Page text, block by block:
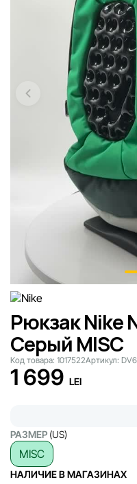
Рюкзак Nike
Серый MISC
Код товара: 1017522Артикул:
1 699 LEI
РАЗМЕР (US)
MISC
НАЛИЧИЕ В МАГАЗИНАХ